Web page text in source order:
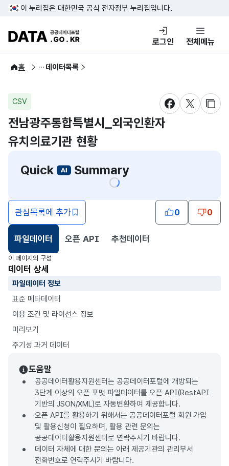
콘텐츠 바로가기
푸터 바로가기
이 누리집은 대한민국 공식 전자정부 누리집입니다.
DATA.GO.KR 공공데이터포털
로그인 전체메뉴
홈
공공데이터 데이터목록
CSV
새창 열림새창 열림
새창
전남광주통합특별시_외국인환자
유치의료기관 현황
Quick
Summary
관심목록에 추가 0 0
파일데이터
선택됨
오픈 API 추천데이터
이 페이지의 구성
데이터 상세
파일데이터 정보
표준 메타데이터
이용 조건 및 라이선스 정보
미리보기
주기성 과거 데이터
도움말
공공데이터활용지원센터는 공공데이터포털에 개방되는
3단계 이상의 오픈 포맷 파일데이터를 오픈 API(RestAPI
기반의 JSON/XML)로 자동변환하여 제공합니다.
오픈 API를 활용하기 위해서는 공공데이터포털 회원 가입
및 활용신청이 필요하며, 활용 관련 문의는
공공데이터활용지원센터로 연락주시기 바랍니다.
데이터 자체에 대한 문의는 아래 제공기관의 관리부서
전화번호로 연락주시기 바랍니다.